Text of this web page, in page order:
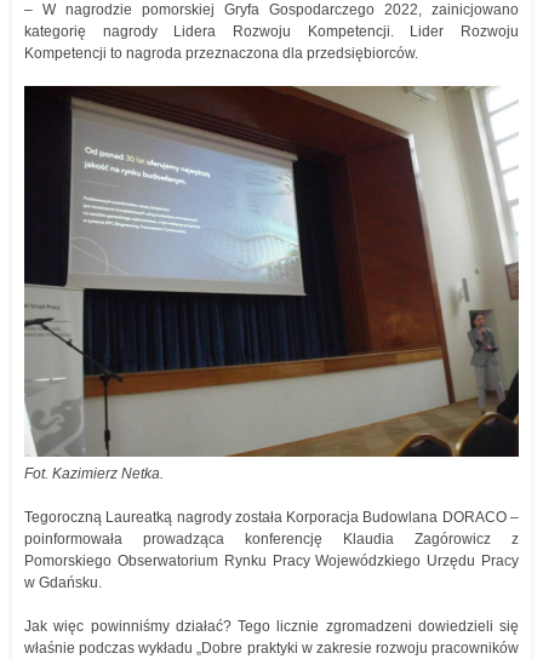
– W nagrodzie pomorskiej Gryfa Gospodarczego 2022, zainicjowano
kategorię nagrody Lidera Rozwoju Kompetencji. Lider Rozwoju
Kompetencji to nagroda przeznaczona dla przedsiębiorców.
Fot. Kazimierz Netka.
Tegoroczną Laureatką nagrody została Korporacja Budowlana DORACO –
poinformowała prowadząca konferencję Klaudia Zagórowicz z
Pomorskiego Obserwatorium Rynku Pracy Wojewódzkiego Urzędu Pracy
w Gdańsku.
Jak więc powinniśmy działać? Tego licznie zgromadzeni dowiedzieli się
właśnie podczas wykładu „Dobre praktyki w zakresie rozwoju pracowników